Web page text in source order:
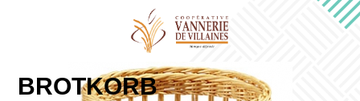
BROTKORB